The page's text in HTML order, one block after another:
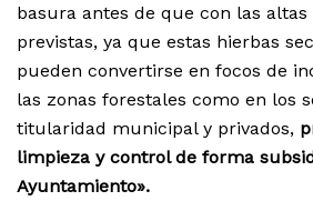
basura antes de que con las
previstas, ya que estas hierbas
pueden convertirse en focos de
las zonas forestales como en los
titularidad municipal y privados,
limpieza y control de forma
Ayuntamiento».